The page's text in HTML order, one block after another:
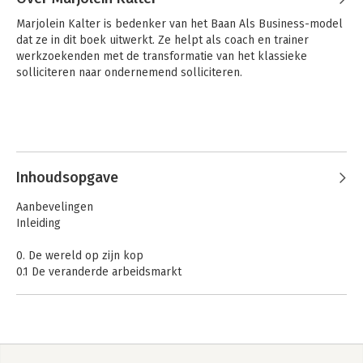
Marjolein Kalter is bedenker van het Baan Als Business-model
dat ze in dit boek uitwerkt. Ze helpt als coach en trainer
werkzoekenden met de transformatie van het klassieke
solliciteren naar ondernemend solliciteren.
Inhoudsopgave
Aanbevelingen
Inleiding
0. De wereld op zijn kop
0.1 De veranderde arbeidsmarkt